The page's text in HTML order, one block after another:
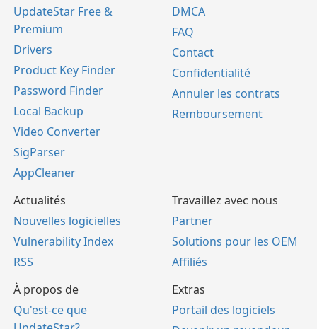
UpdateStar Free &
Premium
Drivers
Product Key Finder
Password Finder
Local Backup
Video Converter
SigParser
AppCleaner
DMCA
FAQ
Contact
Confidentialité
Annuler les contrats
Remboursement
Actualités
Nouvelles logicielles
Vulnerability Index
RSS
Travaillez avec nous
Partner
Solutions pour les OEM
Affiliés
À propos de
Qu'est-ce que
Extras
Portail des logiciels